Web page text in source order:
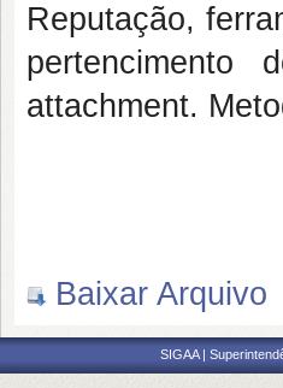
Reputação,
attachment.
Baixar Arquivo
SIGAA |